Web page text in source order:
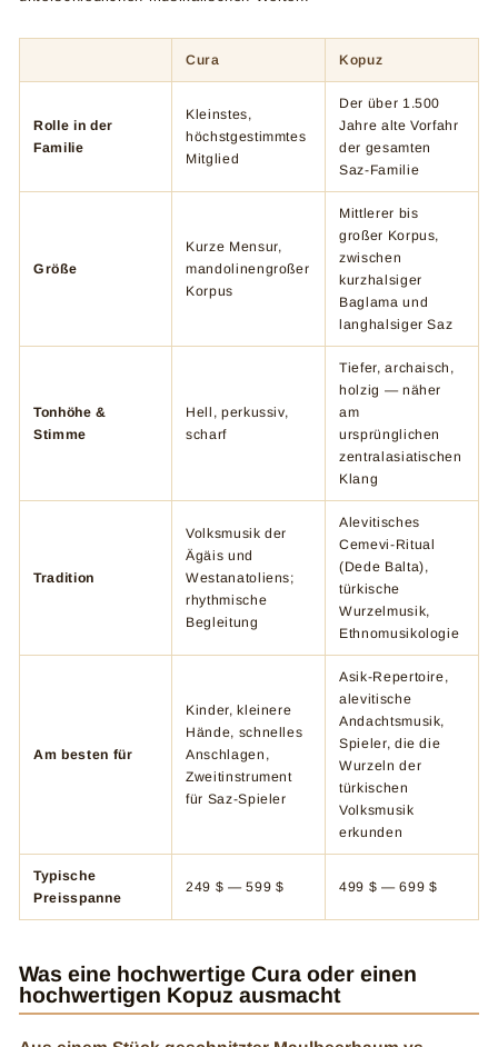
Cura Kopuz
Rolle in der
Familie
Kleinstes,
höchstgestimmtes
Mitglied
Der über 1.500
Jahre alte Vorfahr
der gesamten
Saz-Familie
Größe
Kurze Mensur,
mandolinengroßer
Korpus
Mittlerer bis
großer Korpus,
zwischen
kurzhalsiger
Baglama und
langhalsiger Saz
Tonhöhe &
Stimme
Hell, perkussiv,
scharf
Tiefer, archaisch,
holzig — näher
am
ursprünglichen
zentralasiatischen
Klang
Tradition
Volksmusik der
Ägäis und
Westanatoliens;
rhythmische
Begleitung
Alevitisches
Cemevi-Ritual
(Dede Balta),
türkische
Wurzelmusik,
Ethnomusikologie
Am besten für
Kinder, kleinere
Hände, schnelles
Anschlagen,
Zweitinstrument
für Saz-Spieler
Asik-Repertoire,
alevitische
Andachtsmusik,
Spieler, die die
Wurzeln der
türkischen
Volksmusik
erkunden
Typische
Preisspanne
249 $ — 599 $ 499 $ — 699 $
Was eine hochwertige Cura oder einen
hochwertigen Kopuz ausmacht